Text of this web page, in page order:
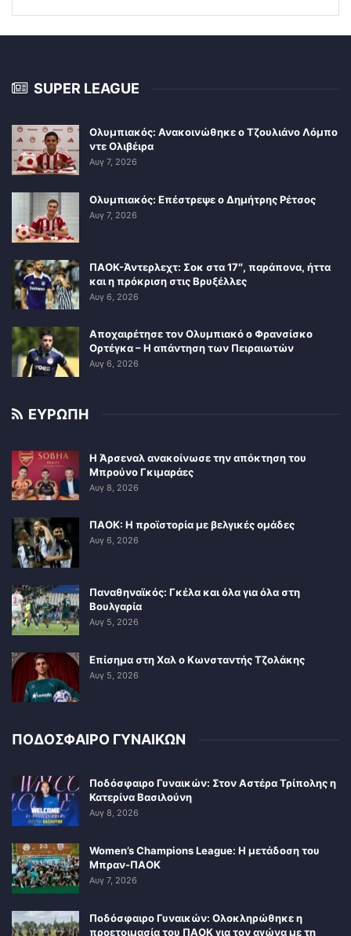
SUPER LEAGUE
Ολυμπιακός: Ανακοινώθηκε ο Τζουλιάνο Λόμπο
ντε Ολιβέιρα
Αυγ 7, 2026
Ολυμπιακός: Επέστρεψε ο Δημήτρης Ρέτσος
Αυγ 7, 2026
ΠΑΟΚ-Άντερλεχτ: Σοκ στα 17″, παράπονα, ήττα
και η πρόκριση στις Βρυξέλλες
Αυγ 6, 2026
Αποχαιρέτησε τον Ολυμπιακό ο Φρανσίσκο
Ορτέγκα – Η απάντηση των Πειραιωτών
Αυγ 6, 2026
ΕΥΡΩΠΗ
Η Άρσεναλ ανακοίνωσε την απόκτηση του
Μπρούνο Γκιμαράες
Αυγ 8, 2026
ΠΑΟΚ: Η προϊστορία με βελγικές ομάδες
Αυγ 6, 2026
Παναθηναϊκός: Γκέλα και όλα για όλα στη
Βουλγαρία
Αυγ 5, 2026
Επίσημα στη Χαλ ο Κωνσταντής Τζολάκης
Αυγ 5, 2026
ΠΟΔΟΣΦΑΙΡΟ ΓΥΝΑΙΚΩΝ
Ποδόσφαιρο Γυναικών: Στον Αστέρα Τρίπολης η
Κατερίνα Βασιλούνη
Αυγ 8, 2026
Women’s Champions League: Η μετάδοση του
Μπραν-ΠΑΟΚ
Αυγ 7, 2026
Ποδόσφαιρο Γυναικών: Ολοκληρώθηκε η
προετοιμασία του ΠΑΟΚ για τον αγώνα με τη